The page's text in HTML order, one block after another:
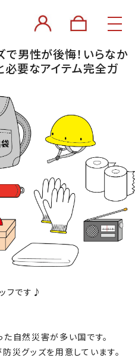
で男性が後悔！いらなか
必要なアイテム完全ガ
フです♪
自然災害が多い国です。
災グッズを用意しています。